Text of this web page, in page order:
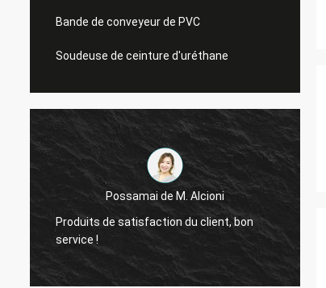
Bande de conveyeur de PVC
Soudeuse de ceinture d'uréthane
Possamai de M. Alcioni
Produits de satisfaction du client, bon
service !